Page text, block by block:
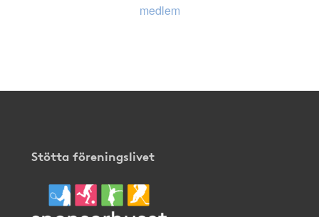
medlem
Stötta föreningslivet